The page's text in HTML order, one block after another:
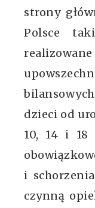
strony
Polsce
dzieci od
10, 14 i 18
i
czynną